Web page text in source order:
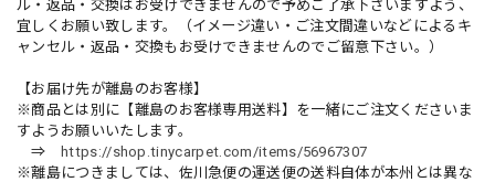
ル・返品・交換はお受けできませんので予めご了承下さいますよう、
宜しくお願い致します。（イメージ違い・ご注文間違いなどによるキ
ャンセル・返品・交換もお受けできませんのでご留意下さい。）
【お届け先が離島のお客様】
※商品とは別に【離島のお客様専用送料】を一緒にご注文くださいま
すようお願いいたします。
⇒
https://shop.tinycarpet.com/items/56967307
※離島につきましては、佐川急便の運送便の送料自体が本州とは異な